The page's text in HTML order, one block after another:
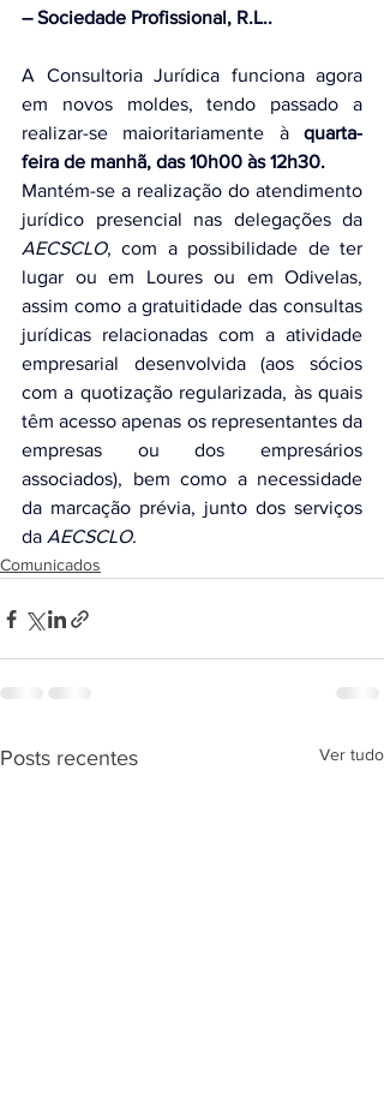
– Sociedade Profissional, R.L..
A Consultoria Jurídica funciona agora
em novos moldes, tendo passado a
realizar-se maioritariamente à quarta-
feira de manhã, das 10h00 às 12h30.
Mantém-se a realização do atendimento
AECSCLO, com a possibilidade de ter
lugar ou em Loures ou em Odivelas,
assim como a gratuitidade das consultas
jurídicas relacionadas com a atividade
empresarial desenvolvida (aos sócios
com a quotização regularizada, às quais
têm acesso apenas os representantes da
empresas ou dos empresários
associados), bem como a necessidade
da marcação prévia, junto dos serviços
da AECSCLO.
Comunicados
Posts recentes Ver tudo